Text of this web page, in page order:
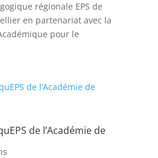
régionale EPS de
en partenariat avec la
pour le
de l’Académie de